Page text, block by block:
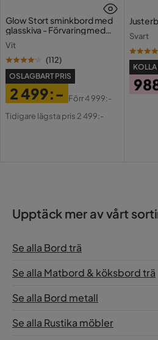
Färg
Glow Stort sminkbord med
glasskiva - Förvaring med
Vit
(112)
OSLAGBART PRIS
Pris
2 499:-
Original
Förr4 999:-
Tidigare lägsta pris 2 499:-
Svart
KOLLA
Upptäck mer av vårt
Se alla Bord trä
Se alla Matbord & köksbord trä
Se alla Bord metall
Se alla Rustika möbler